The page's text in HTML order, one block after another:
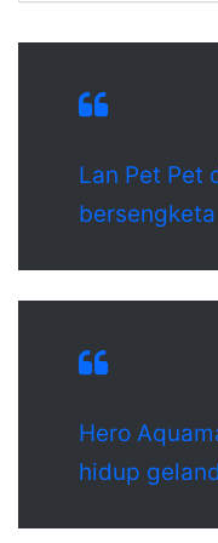
Lan Pet Pet
Hero
hidup